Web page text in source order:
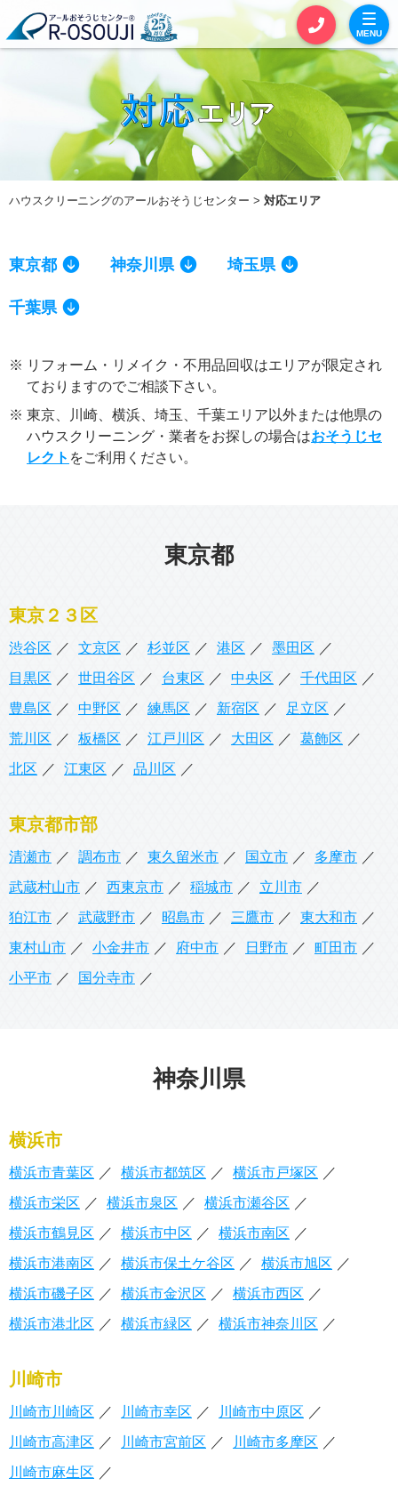
MENU
お見積りカート お問い合わせ
サービス一覧
セットおそうじ
定期おそうじ
ご利用ガイド
0120-599-022
受付時間 平日9時～18時・土曜日9時～12時
ハウスクリーニングのアールおそうじセンター 対応エリア
東京都 神奈川県 埼玉県
千葉県
※ リフォーム・リメイク・不用品回収はエリアが限定され
ておりますのでご相談下さい。
※ 東京、川崎、横浜、埼玉、千葉エリア以外または他県の
ハウスクリーニング・業者をお探しの場合はおそうじセ
レクト をご利用ください。
東京都
東京２３区
渋谷区 文京区 杉並区 港区
墨田区
目黒区
世田谷区 台東区 中央区
千代田区
豊島区
中野区 練馬区 新宿区
足立区
荒川区
板橋区 江戸川区 大田区
葛飾区
北区
江東区 品川区
東京都市部
清瀬市 調布市 東久留米市 国立市
多摩市
武蔵村山市
西東京市 稲城市
立川市
狛江市
武蔵野市 昭島市 三鷹市
東大和市
東村山市
小金井市 府中市 日野市
町田市
小平市
国分寺市
神奈川県
横浜市
横浜市青葉区 横浜市都筑区
横浜市戸塚区
横浜市栄区
横浜市泉区
横浜市瀬谷区
横浜市鶴見区
横浜市中区
横浜市南区
横浜市港南区
横浜市保土ケ谷区
横浜市旭区
横浜市磯子区
横浜市金沢区
横浜市西区
横浜市港北区
横浜市緑区 横浜市神奈川区
川崎市
川崎市川崎区 川崎市幸区
川崎市中原区
川崎市高津区
川崎市宮前区
川崎市多摩区
川崎市麻生区